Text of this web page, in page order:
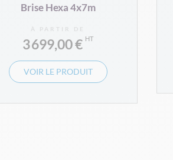
Brise Hexa 4x7m
À PARTIR DE
3 699,00 €
VOIR LE PRODUIT